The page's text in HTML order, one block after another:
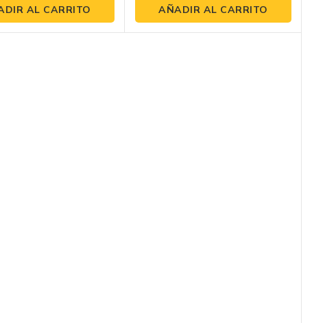
AL CARRITO AÑADIR AL CARRITO